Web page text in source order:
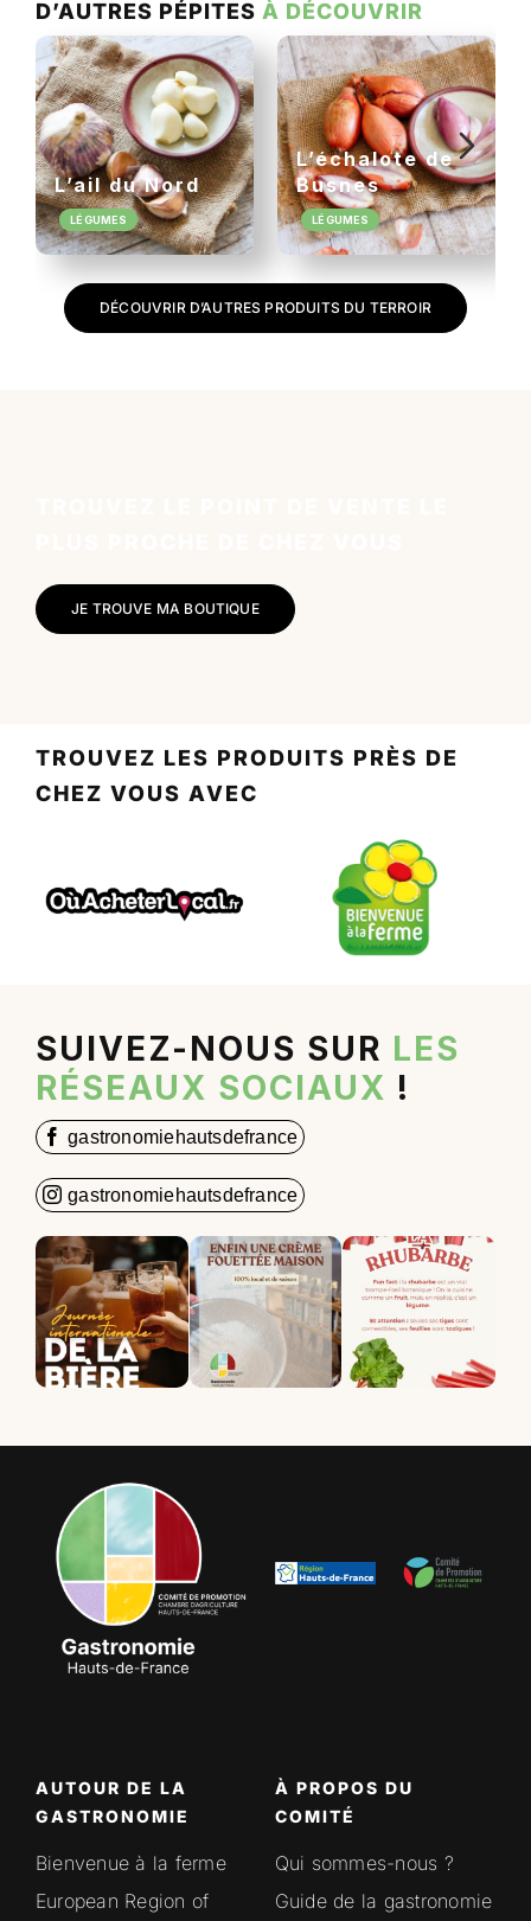
D’AUTRES PÉPITES À DÉCOUVRIR
L’ail du Nord
LÉGUMES
L’échalote de
Busnes
LÉGUMES
DÉCOUVRIR D’AUTRES PRODUITS DU TERROIR
JE TROUVE MA BOUTIQUE
TROUVEZ LES PRODUITS PRÈS DE
CHEZ VOUS AVEC
SUIVEZ-NOUS SUR LES
RÉSEAUX SOCIAUX !
AUTOUR DE LA
GASTRONOMIE
Bienvenue à la ferme
European Region of
À PROPOS DU
COMITÉ
Qui sommes-nous ?
Guide de la gastronomie